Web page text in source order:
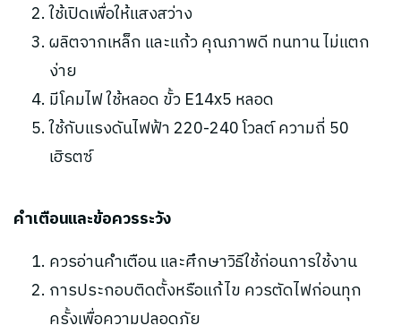
ใช้เปิดเพื่อให้แสงสว่าง
ผลิตจากเหล็ก และแก้ว คุณภาพดี ทนทาน ไม่แตก
ง่าย
มีโคมไฟ ใช้หลอด ขั้ว E14x5 หลอด
ใช้กับแรงดันไฟฟ้า 220-240 โวลต์ ความถี่ 50
เฮิรตซ์
คำเตือนและข้อควรระวัง
ควรอ่านคำเตือน และศึกษาวิธีใช้ก่อนการใช้งาน
การประกอบติดตั้งหรือแก้ไข ควรตัดไฟก่อนทุก
ครั้งเพื่อความปลอดภัย